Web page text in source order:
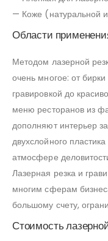
— Коже (натуральной
Области
Методом лазерной
очень многое: от
гравировкой до
меню ресторанов из
дополняют интерьер
двухслойного
атмосфере
Лазерная резка и
многим сферам
большому счету,
Стоимость